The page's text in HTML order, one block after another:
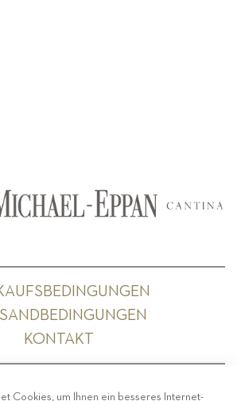
KONTAKT
Cookies, um Ihnen ein besseres Internet-